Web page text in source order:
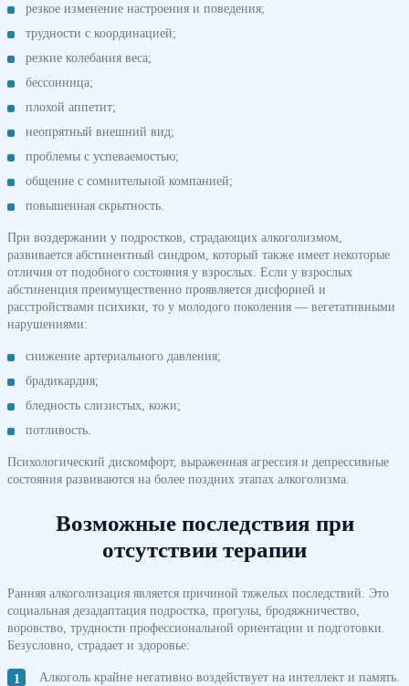
резкое изменение настроения и поведения;
трудности с координацией;
резкие колебания веса;
бессонница;
плохой аппетит;
неопрятный внешний вид;
проблемы с успеваемостью;
общение с сомнительной компанией;
повышенная скрытность.
При воздержании у подростков, страдающих алкоголизмом,
развивается абстинентный синдром, который также имеет некоторые
отличия от подобного состояния у взрослых. Если у взрослых
абстиненция преимущественно проявляется дисфорией и
расстройствами психики, то у молодого поколения — вегетативными
нарушениями:
снижение артериального давления;
брадикардия;
бледность слизистых, кожи;
потливость.
Психологический дискомфорт, выраженная агрессия и депрессивные
состояния развиваются на более поздних этапах алкоголизма.
Возможные последствия при
отсутствии терапии
Ранняя алкоголизация является причиной тяжелых последствий. Это
социальная дезадаптация подростка, прогулы, бродяжничество,
воровство, трудности профессиональной ориентации и подготовки.
Безусловно, страдает и здоровье:
Алкоголь крайне негативно воздействует на интеллект и память.